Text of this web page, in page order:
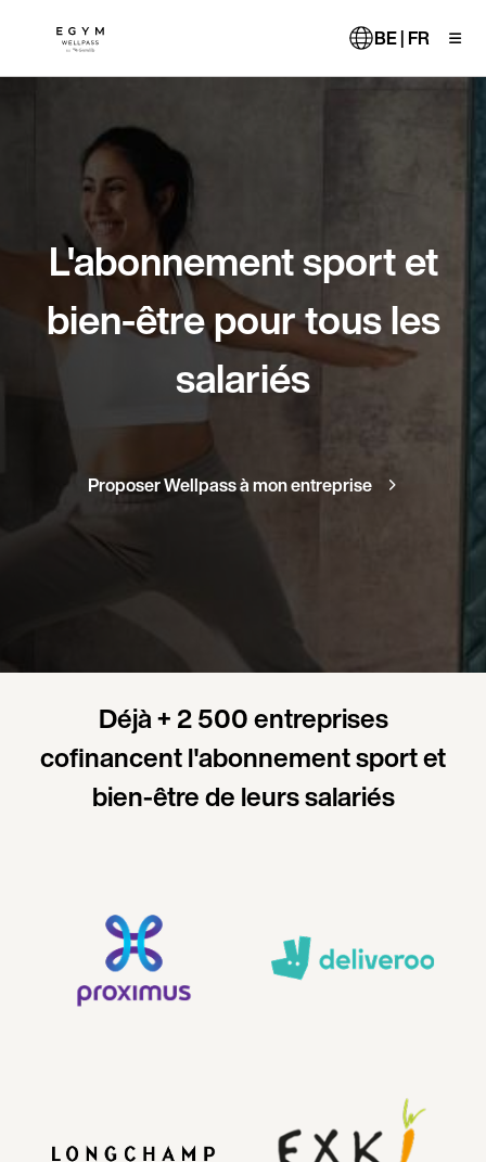
contenu BE | FR
L'abonnement sport et
bien-être pour tous les
salariés
Proposer Wellpass à mon entreprise
Déjà + 2 500 entreprises
cofinancent l'abonnement sport et
bien-être de leurs salariés